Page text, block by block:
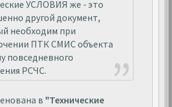
УСЛОВИЯ же - это
другой документ,
необходим при
ПТК СМИС объекта
повседневного
РСЧС.
в "Технические